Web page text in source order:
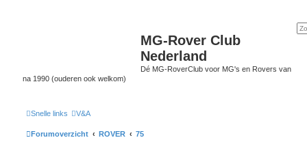
MG-Rover Club
Nederland
Dé MG-RoverClub voor MG's en Rovers van
na 1990 (ouderen ook welkom)
Snelle links V&A
Forumoverzicht ROVER 75